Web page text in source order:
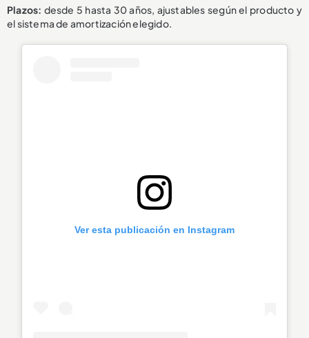
Plazos: desde 5 hasta 30 años, ajustables según el producto y
el sistema de amortización elegido.
Ver esta publicación en Instagram